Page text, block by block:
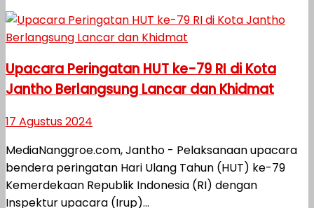
Upacara Peringatan HUT ke-79 RI di Kota
Jantho Berlangsung Lancar dan Khidmat
17 Agustus 2024
MediaNanggroe.com, Jantho - Pelaksanaan upacara
bendera peringatan Hari Ulang Tahun (HUT) ke-79
Kemerdekaan Republik Indonesia (RI) dengan
Inspektur upacara (Irup)...